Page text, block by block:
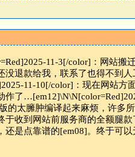
11-3[/color]：网站搬
没退款给我，联系了也得不到
11-10[/color]：现在网站方
作了
的太臃肿编译起来麻烦，许多
于收到网站前服务商的全额腿
还是点靠谱的[em08]。终于可